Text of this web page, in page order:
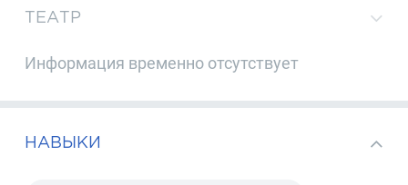
ТЕАТР
Информация временно отсутствует
НАВЫКИ